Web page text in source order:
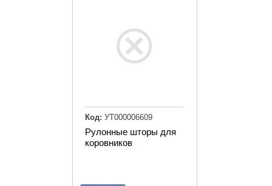
Рулонные шторы для
коровников
Код: УТ000006609